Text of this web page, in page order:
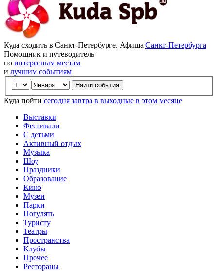
Куда сходить в Санкт-Петербурге. Афиша Санкт-Петербурга
Помощник и путеводитель
по интересным местам
и лучшим событиям
Куда пойти сегодня завтра в выходные в этом месяце
Выставки
Фестивали
С детьми
Активный отдых
Музыка
Шоу
Праздники
Образование
Кино
Музеи
Парки
Погулять
Туристу
Театры
Пространства
Клубы
Прочее
Рестораны